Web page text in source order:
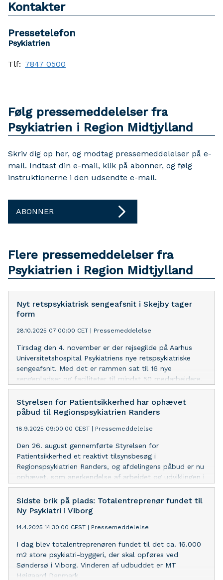
Kontakter
Pressetelefon
Psykiatrien
Tlf: 7847 0500
Følg pressemeddelelser fra
Psykiatrien i Region Midtjylland
Skriv dig op her, og modtag pressemeddelelser på e-
mail. Indtast din e-mail, klik på abonner, og følg
instruktionerne i den udsendte e-mail.
ABONNER
Flere pressemeddelelser fra
Psykiatrien i Region Midtjylland
Nyt retspsykiatrisk sengeafsnit i Skejby tager
form
28.10.2025 07:00:00 CET Pressemeddelelse
Tirsdag den 4. november er der rejsegilde på Aarhus
Universitetshospital Psykiatriens nye retspsykiatriske
sengeafsnit. Med det er rammen sat til 16 nye
sengepladser og faciliteter til mindst 50 medarbejdere.
Styrelsen for Patientsikkerhed har ophævet
påbud til Regionspsykiatrien Randers
18.9.2025 09:00:00 CEST Pressemeddelelse
Den 26. august gennemførte Styrelsen for
Patientsikkerhed et reaktivt tilsynsbesøg i
Regionspsykiatrien Randers, og afdelingens påbud er nu
ophævet, som anerkendelse af arbejdet og udviklingen i
afdelingen.
Sidste brik på plads: Totalentreprenør fundet til
Ny Psykiatri i Viborg
14.4.2025 14:30:00 CEST Pressemeddelelse
I dag blev totalentreprenøren fundet til det ca. 16.000
m2 store psykiatri-byggeri, der skal opføres ved
Søndersø i Viborg. Vinderen af udbuddet er MT
Højgaard Danmark.